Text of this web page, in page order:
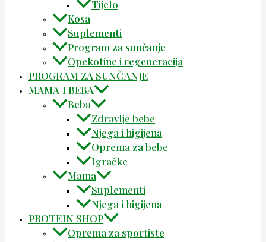
Tijelo
Kosa
Suplementi
Program za sunčanje
Opekotine i regeneracija
PROGRAM ZA SUNČANJE
MAMA I BEBA
Beba
Zdravlje bebe
Njega i higijena
Oprema za bebe
Igračke
Mama
Suplementi
Njega i higijena
PROTEIN SHOP
Oprema za sportiste